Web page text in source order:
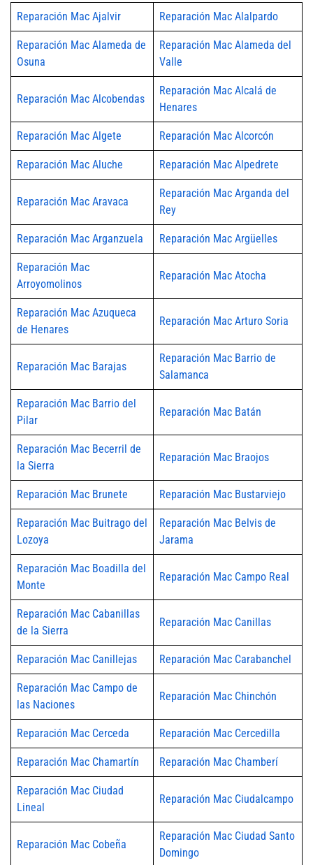
Reparación Mac Ajalvir Reparación Mac Alalpardo
Reparación Mac Alameda de
Osuna
Reparación Mac Alameda del
Valle
Reparación Mac Alcobendas
Reparación Mac Alcalá de
Henares
Reparación Mac Algete Reparación Mac Alcorcón
Reparación Mac Aluche Reparación Mac Alpedrete
Reparación Mac Aravaca
Reparación Mac Arganda del
Rey
Reparación Mac Arganzuela Reparación Mac Argüelles
Reparación Mac
Arroyomolinos
Reparación Mac Atocha
Reparación Mac Azuqueca
de Henares
Reparación Mac Arturo Soria
Reparación Mac Barajas
Reparación Mac Barrio de
Salamanca
Reparación Mac Barrio del
Pilar
Reparación Mac Batán
Reparación Mac Becerril de
la Sierra
Reparación Mac Braojos
Reparación Mac Brunete Reparación Mac Bustarviejo
Reparación Mac Buitrago del
Lozoya
Reparación Mac Belvis de
Jarama
Reparación Mac Boadilla del
Monte
Reparación Mac Campo Real
Reparación Mac Cabanillas
de la Sierra
Reparación Mac Canillas
Reparación Mac Canillejas Reparación Mac Carabanchel
Reparación Mac Campo de
las Naciones
Reparación Mac Chinchón
Reparación Mac Cerceda Reparación Mac Cercedilla
Reparación Mac Chamartín Reparación Mac Chamberí
Reparación Mac Ciudad
Lineal
Reparación Mac Ciudalcampo
Reparación Mac Cobeña
Reparación Mac Ciudad Santo
Domingo